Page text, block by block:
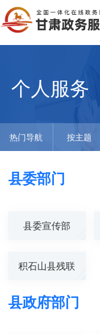
个人服务
热门导航 按主题
县委部门
县委宣传部
积石山县残联
县政府部门